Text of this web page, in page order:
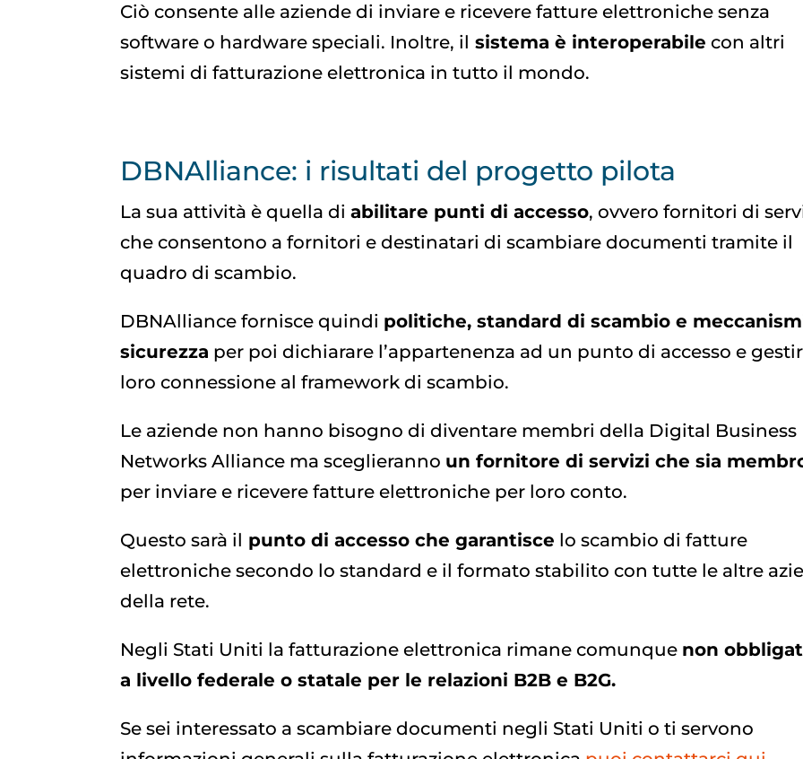
Ciò consente alle aziende di inviare e ricevere fatture elettroniche senza
software o hardware speciali. Inoltre, il sistema è interoperabile con altri
sistemi di fatturazione elettronica in tutto il mondo.
DBNAlliance: i risultati del progetto pilota
La sua attività è quella diabilitare punti di accesso, ovvero fornitori di
che consentono a fornitori e destinatari di scambiare documenti tramite il
quadro di scambio.
DBNAlliance fornisce quindi politiche, standard di scambio e
sicurezza per poi dichiarare l’appartenenza ad un punto di accesso e
loro connessione al framework di scambio.
Le aziende non hanno bisogno di diventare membri della Digital Business
Networks Alliance ma sceglieranno un fornitore di servizi che sia
per inviare e ricevere fatture elettroniche per loro conto.
Questo sarà il punto di accesso che garantisce lo scambio di fatture
elettroniche secondo lo standard e il formato stabilito con tutte le altre
della rete.
Negli Stati Uniti la fatturazione elettronica rimane comunque non
a livello federale o statale per le relazioni B2B e B2G.
Se sei interessato a scambiare documenti negli Stati Uniti o ti servono